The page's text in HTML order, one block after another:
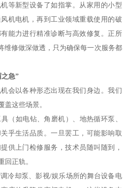
等新型设备了如指掌。从家用的小型
机电机，再到工业领域重载使用的破
能力进行精准诊断与高效修复。正所
维修做深做透，只为确保每一次服务都
急”
会以各种形态出现在我们身边。我们
盖这些场景。
（如电钻、角磨机）、地热循环泵、
乎生活品质。一旦罢工，可能影响取
供上门检修服务，技术员随叫随到，
回正轨。
冷却泵、影视/娱乐场所的舞台设备电